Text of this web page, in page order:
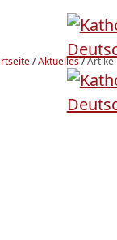
/Aktuelles/Artikel